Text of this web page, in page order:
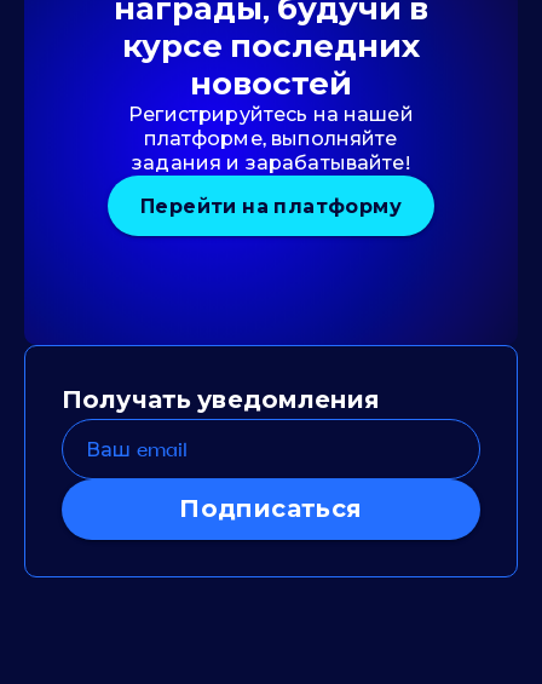
награды, будучи в
курсе последних
новостей
Регистрируйтесь на нашей
платформе, выполняйте
задания и зарабатывайте!
Перейти на платформу
Получать уведомления
Подписаться